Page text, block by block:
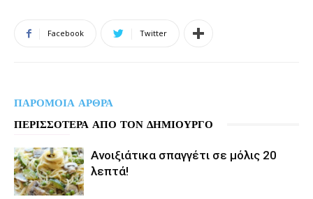
Facebook Twitter
ΠΑΡΟΜΟΙΑ ΑΡΘΡΑ
ΠΕΡΙΣΣΟΤΕΡΑ ΑΠΟ ΤΟΝ ΔΗΜΙΟΥΡΓΟ
Aνοιξιάτικα σπαγγέτι σε μόλις 20
λεπτά!